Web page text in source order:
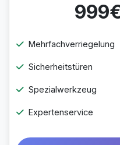
Mehrfachverriegelung
Sicherheitstüren
Spezialwerkzeug
Expertenservice